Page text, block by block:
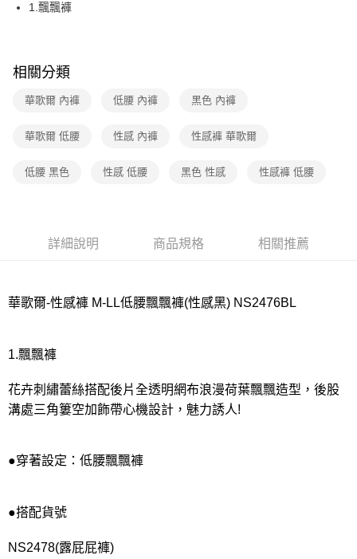
全家取貨付款
每筆NT$80，滿NT$1,000(含以上)免運費
每筆NT$80，滿NT$1,000(含以上)免運費
每筆NT$80，滿NT$1,000(含以上)免運費
1.飄飄褲
相關分類
華歌爾 內褲 低腰 內褲 黑色 內褲
華歌爾 低腰 性感 內褲 性感褲 華歌爾
低腰 黑色 性感 低腰 黑色 性感 性感褲 低腰
詳細說明 商品規格 相關推薦
華歌爾-性感褲 M-LL低腰飄飄褲(性感黑) NS2476BL
1.飄飄褲
花卉刺繡蕾絲搭配後片全透明網布浪漫荷葉飄飄造型，後股
溝處三角簍空加飾帶心機設計，魅力誘人!
●穿著設定：低腰飄飄褲
●搭配貨號
NS2478(露屁屁褲)